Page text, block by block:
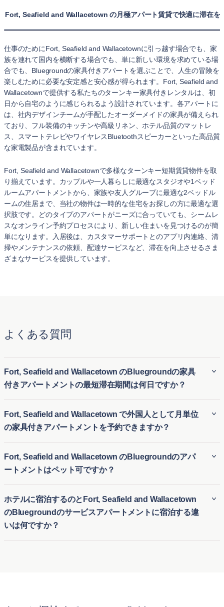
Fort, Seafield and Wallacetown の月極アパート賃貸で快適に滞在を
仕事のためにFort, Seafield and Wallacetownに引っ越す場合でも、家
族を連れて国内を横断する場合でも、単に新しい環境を求めている場
合でも、Bluegroundの家具付きアパートを選ぶことで、人生の冒険を
楽しむために必要な安定感と安心感が得られます。Fort, Seafield and
Wallacetownで提供する私たちのターンキー家具付きレンタルは、初
日から自宅のように感じられるよう設計されています。各アパートに
は、社内デザインチームが手配したオーダーメイドの家具が備えられ
ており、フル装備のキッチンや高級リネン、ホテル品質のマットレ
ス、スマートテレビやワイヤレスBluetoothスピーカーといった高品質
な家電製品が含まれています。
Fort, Seafield and Wallacetownで多様なターンキー短期賃貸物件を取
り揃えています。カップルや一人暮らしに最適なスタジオや1ベッド
ルームアパートメントから、家族や友人グループに最適な2ベッドル
ームの住居まで、当社の物件は一時的な住宅をお探しの方に最適な選
択肢です。どのタイプのアパートがニーズに合っていても、シームレ
スなオンライン予約プロセスにより、新しい住まいを見つけるのが簡
単になります。入居後は、カスタマーサポートとのアプリ内連絡、清
掃やメンテナンスの依頼、配達サービスなど、滞在を向上させるさま
ざまなサービスを提供しています。
よくある質問
Fort, Seafield and Wallacetown のBluegroundの家具
付きアパートメントの最短滞在期間は何日ですか？
アパートは、通常最低2 泊の滞在が必要です。そのため、
Fort, Seafield and Wallacetown の長期家具付き賃貸にも、短
期滞在用の一時的な住居にも最適です。引っ越しや長期滞在
の訪問など、さまざまな滞在期間に対応する柔軟性がありま
す。
Fort, Seafield and Wallacetown で外国人として月単位
の家具付きアパートメントを予約できますか？
Wallacetown の月極アパート賃貸を簡単に予約できます。ビ
ジネスやレジャーのためにFort, Seafield and Wallacetown の
仮住まいを探している方に、柔軟で便利な一時的な住居を提
供します。初めての街でも、長期の契約なしで快適な家具付
き住宅に簡単に入居できます。
Fort, Seafield and Wallacetown のBluegroundのアパ
ートメントはペット可ですか？
パートはペット可で、愛犬や愛猫と一緒に快適な生活を送る
ことができます。Fort, Seafield and Wallacetown のペット可
アパートは、ペットに適した公園や設備の近くに位置する物
件が多く、ペットオーナーが安心して利用できる明確なポリ
ホテルに宿泊するのとFort, Seafield and Wallacetown
のBluegroundのサービスアパートメントに宿泊する違
いは何ですか？